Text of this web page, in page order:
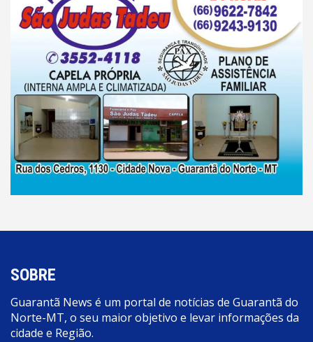
SOBRE
Guarantã News é um portal de notícias de Guarantã do
Norte-MT, o seu maior objetivo e levar informações da
cidade e Região.